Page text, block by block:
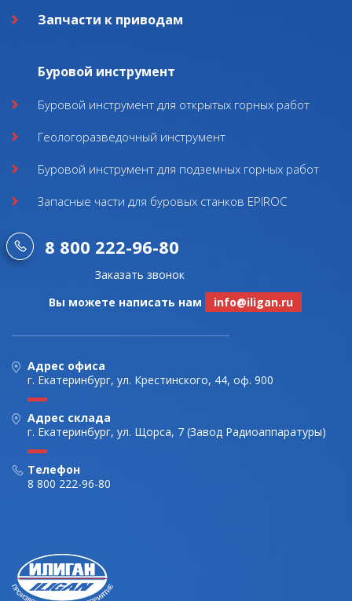
Запчасти к приводам
Буровой инструмент
Буровой инструмент для открытых горных работ
Геологоразведочный инструмент
Буровой инструмент для подземных горных работ
Запасные части для буровых станков EPIROC
8 800 222-96-80
Заказать звонок
Вы можете написать нам
info@iligan.ru
Адрес офиса
г. Екатеринбург, ул. Крестинского, 44, оф. 900
Адрес склада
г. Екатеринбург, ул. Щорса, 7 (Завод Радиоаппаратуры)
Телефон
8 800 222-96-80